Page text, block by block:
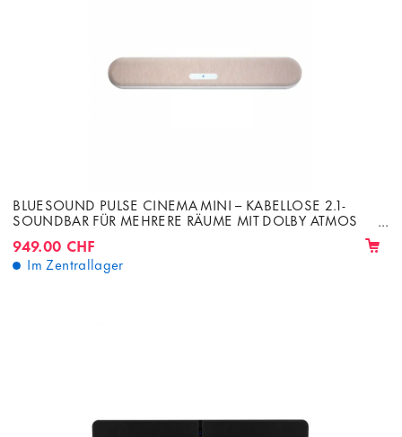
BLUESOUND PULSE CINEMA MINI – KABELLOSE 2.1-
SOUNDBAR FÜR MEHRERE RÄUME MIT DOLBY ATMOS
949.00 CHF
Im Zentrallager